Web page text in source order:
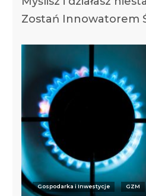
Zostań Innowatorem
Gospodarka i Inwestycje GZM